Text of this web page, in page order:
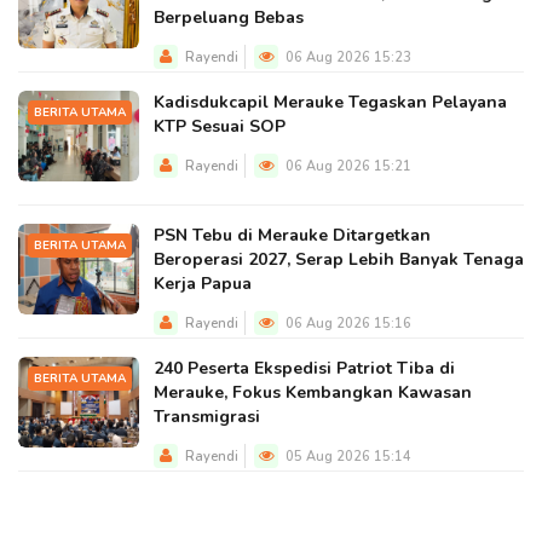
Berpeluang Bebas
Rayendi 06 Aug 2026 15:23
BERITA UTAMA
Kadisdukcapil Merauke Tegaskan Pelayana
KTP Sesuai SOP
Rayendi 06 Aug 2026 15:21
BERITA UTAMA
PSN Tebu di Merauke Ditargetkan
Beroperasi 2027, Serap Lebih Banyak Tenaga
Kerja Papua
Rayendi 06 Aug 2026 15:16
BERITA UTAMA
240 Peserta Ekspedisi Patriot Tiba di
Merauke, Fokus Kembangkan Kawasan
Transmigrasi
Rayendi 05 Aug 2026 15:14